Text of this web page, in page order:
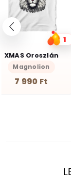
XMAS
Magnolion
7 990 Ft